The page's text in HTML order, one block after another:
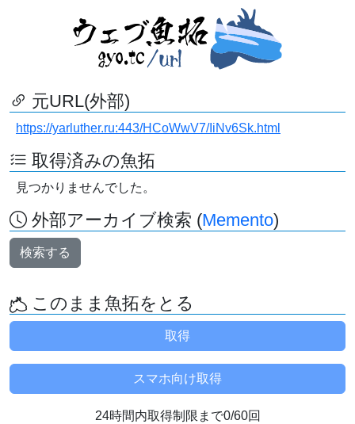
元URL(外部)
https://yarluther.ru:443/HCoWwV7/IiNv6Sk.html
取得済みの魚拓
見つかりませんでした。
外部アーカイブ検索 (Memento)
検索する
このまま魚拓をとる
24時間内取得制限まで0/60回